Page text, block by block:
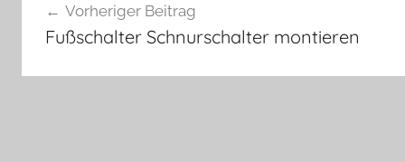
Vorheriger Beitrag
Fußschalter Schnurschalter montieren